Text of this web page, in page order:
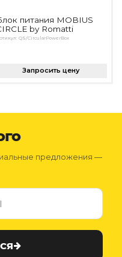
питания MOBIUS
by Romatti
QS/CircularPowerBox
Запросить цену
предложения —